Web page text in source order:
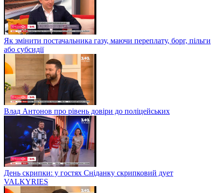
Як змінити постачальника газу, маючи переплату, борг, пільги
або субсидії
Влад Антонов про рівень довіри до поліцейських
День скрипки: у гостях Сніданку скрипковий дует
VALKYRIES